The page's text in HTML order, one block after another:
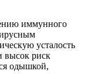
иммунного
усталость
высок риск
одышкой,